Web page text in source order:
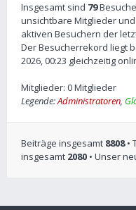
Insgesamt sind 79
unsichtbare Mitglieder
aktiven Besuchern der
Der Besucherrekord liegt
2026, 00:23 gleichzeitig
Mitglieder: 0 Mitglieder
Legende:Administratoren,
Beiträge insgesamt 8808•
insgesamt 2080 • Unser